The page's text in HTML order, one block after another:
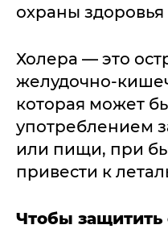
охраны
Холера — это
желудочно-
которая может
употреблением
или пищи, при
привести к
Чтобы защитить